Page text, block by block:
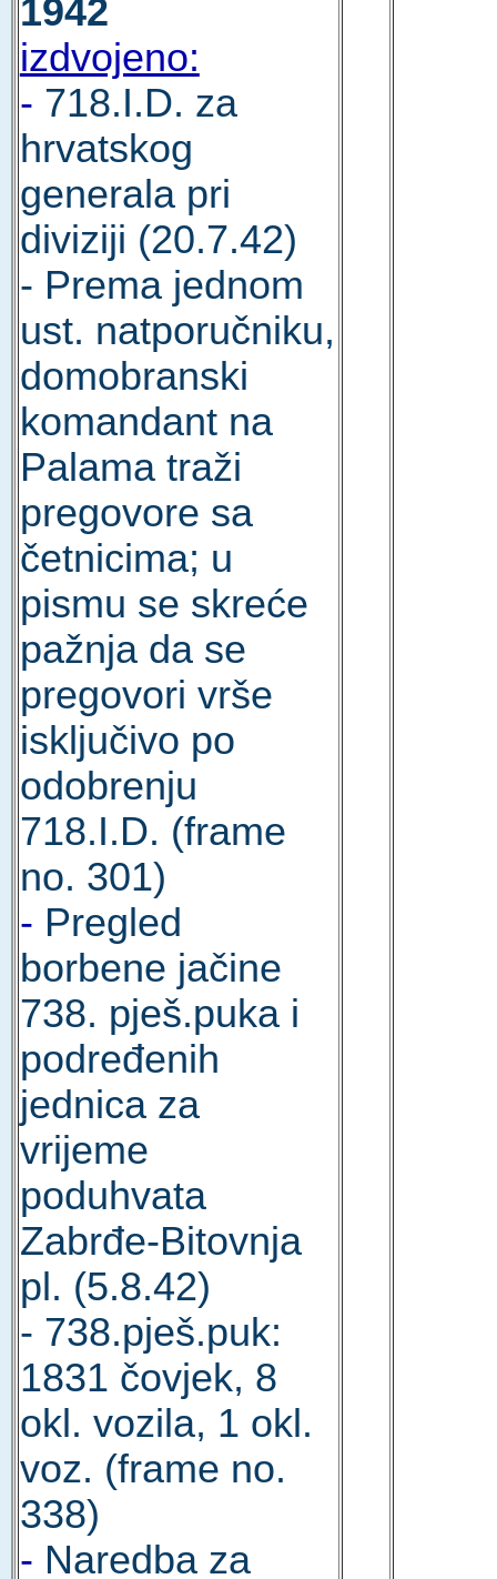
1942
izdvojeno:
- 718.I.D. za
hrvatskog
generala pri
diviziji (20.7.42)
- Prema jednom
ust. natporučniku,
domobranski
komandant na
Palama traži
pregovore sa
četnicima; u
pismu se skreće
pažnja da se
pregovori vrše
isključivo po
odobrenju
718.I.D. (frame
no. 301)
- Pregled
borbene jačine
738. pješ.puka i
podređenih
jednica za
vrijeme
poduhvata
Zabrđe-Bitovnja
pl. (5.8.42)
- 738.pješ.puk:
1831 čovjek, 8
okl. vozila, 1 okl.
voz. (frame no.
338)
- Naredba za